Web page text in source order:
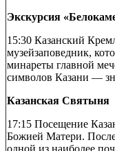
Экскурсия
15:30 Казанский
музейзаповедник,
минареты главной
символов Казани —
Казанская Святыня
17:15 Посещение
Божией Матери. После
одной из наиболее